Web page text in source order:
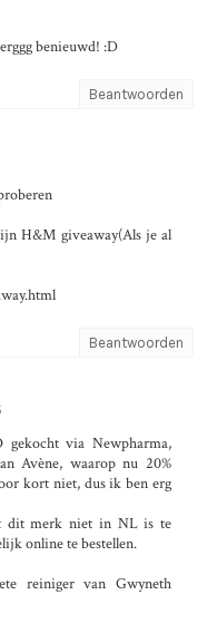
benieuwd! :D
Beantwoorden
H&M giveaway(Als je al
Beantwoorden
via Newpharma,
Avène, waarop nu 20%
kort niet, dus ik ben erg
dit merk niet in NL is te
online te bestellen.
reiniger van Gwyneth